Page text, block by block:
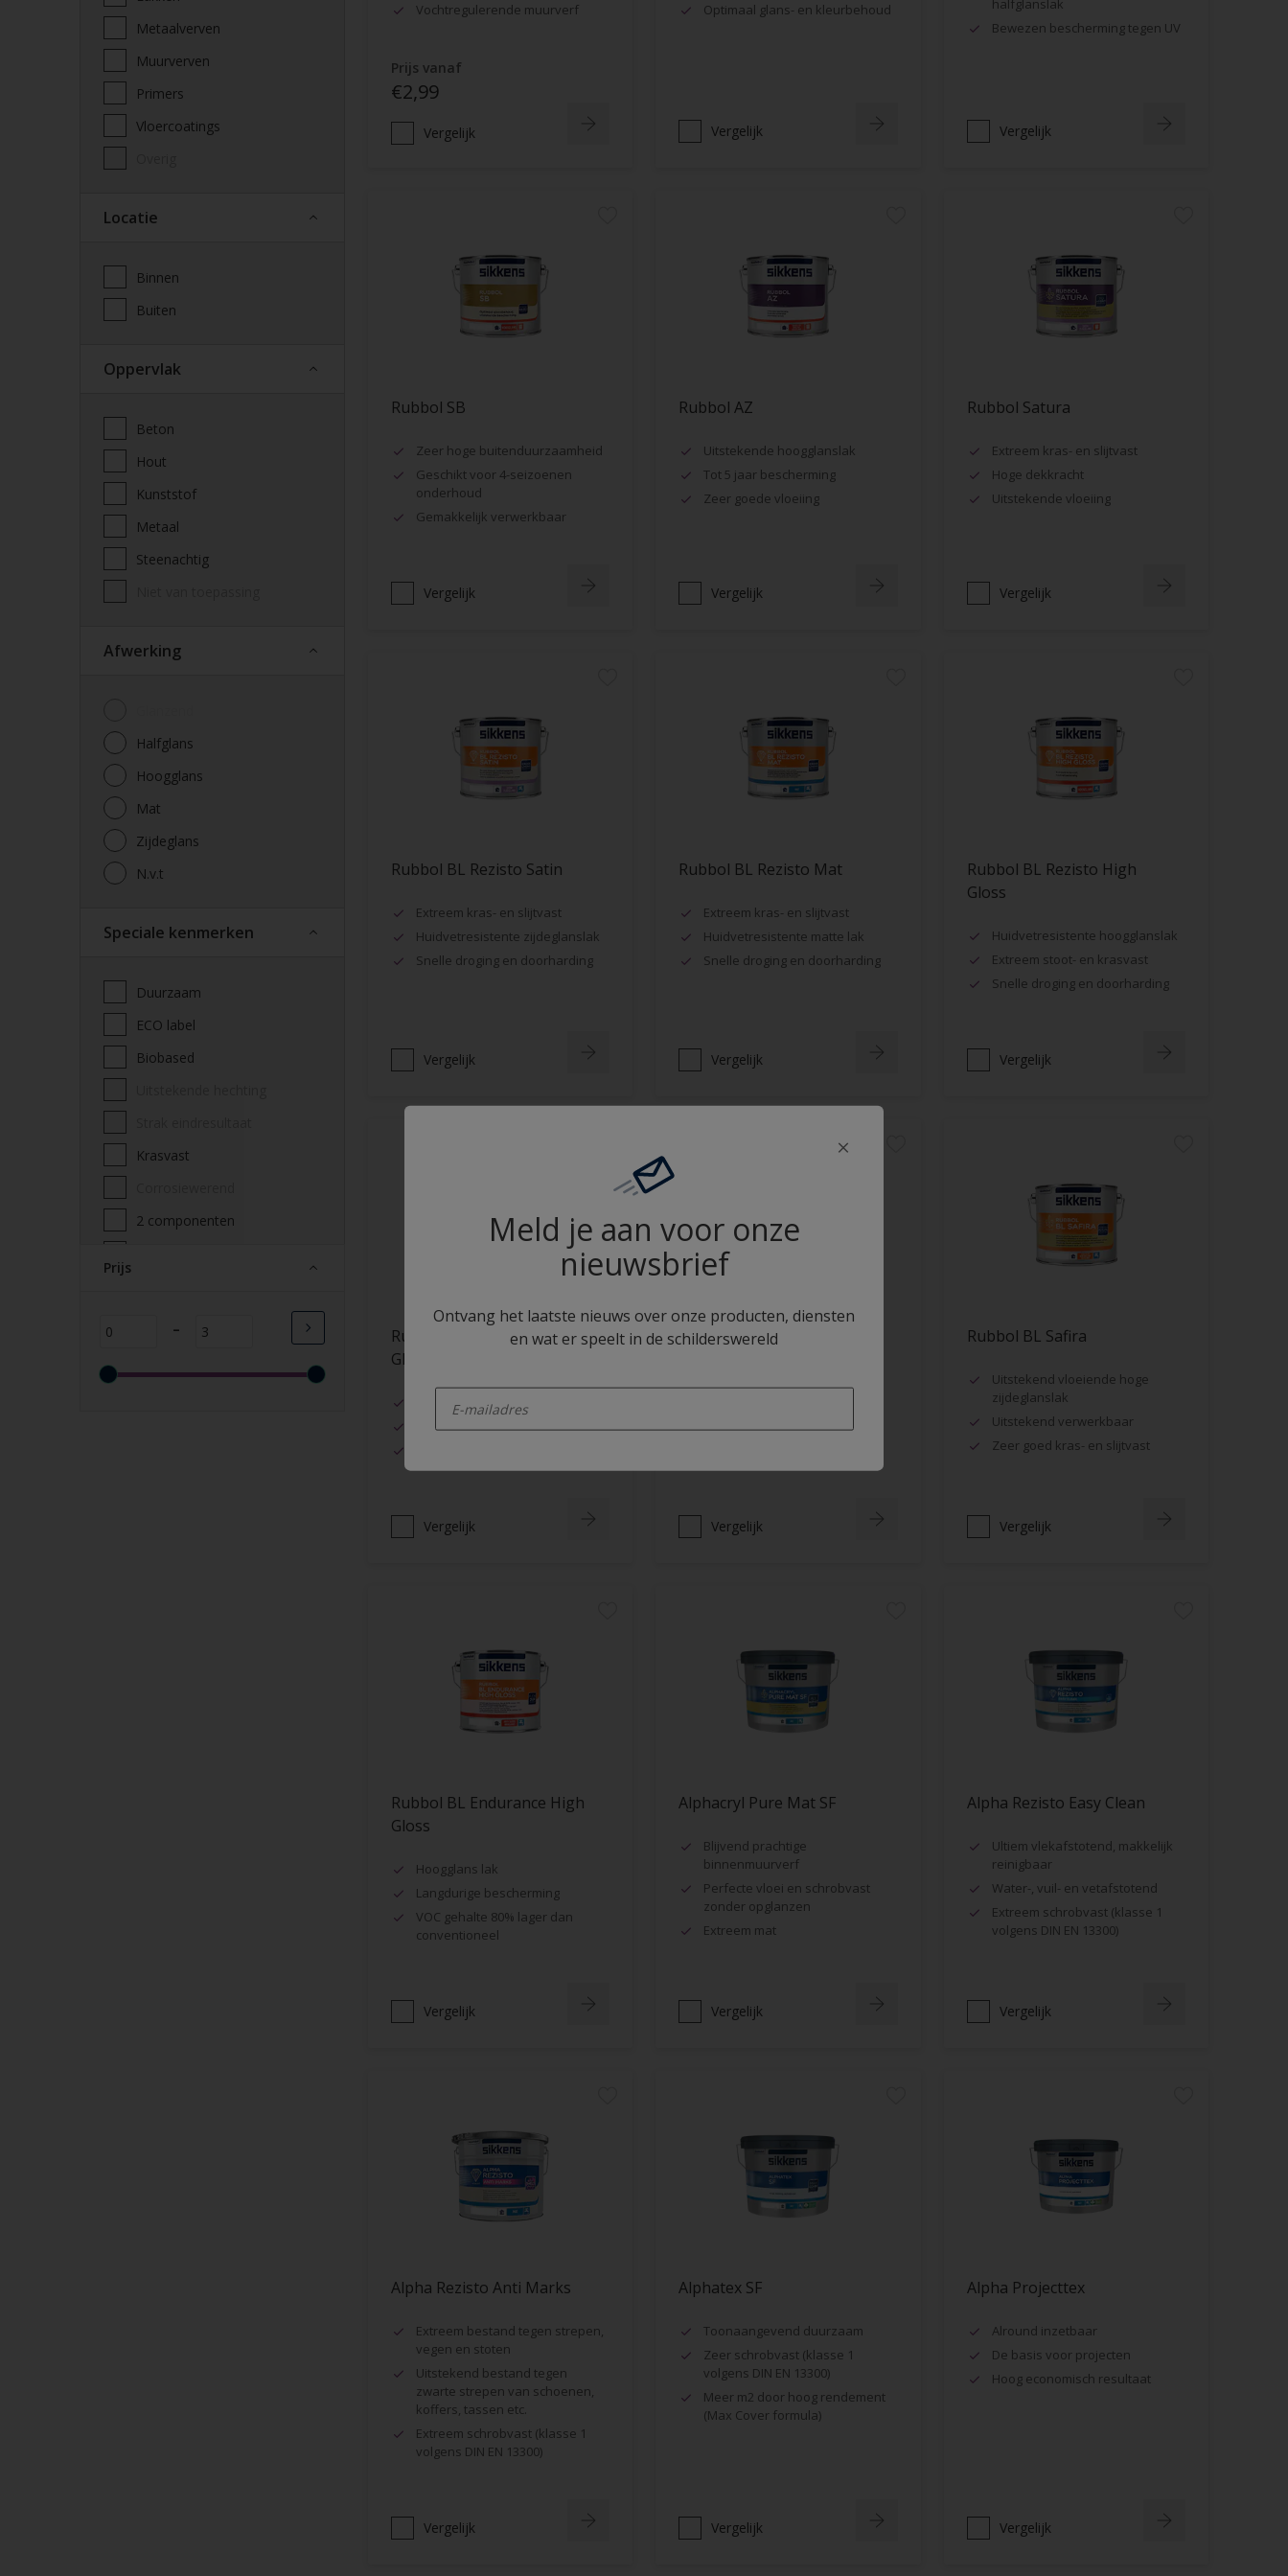
Metaalverven
Muurverven
Primers
Vloercoatings
Locatie
Binnen
Buiten
Oppervlak
Beton
Hout
Kunststof
Metaal
Steenachtig
Afwerking
Halfglans
Hoogglans
Mat
Zijdeglans
N.v.t
Speciale kenmerken
Duurzaam
ECO label
Biobased
Krasvast
2 componenten
Wasbaar
Sneldrogend
Prijs
-
Vochtregulerende muurverf
Prijs vanaf
€2,99
Vergelijk
Optimaal glans- en kleurbehoud
Vergelijk
Bewezen bescherming tegen UV
Vergelijk
Rubbol SB
Zeer hoge buitenduurzaamheid
Geschikt voor 4-seizoenen
onderhoud
Gemakkelijk verwerkbaar
Vergelijk
Rubbol AZ
Uitstekende hoogglanslak
Tot 5 jaar bescherming
Zeer goede vloeiing
Vergelijk
Rubbol Satura
Extreem kras- en slijtvast
Hoge dekkracht
Uitstekende vloeiing
Vergelijk
Rubbol BL Rezisto Satin
Extreem kras- en slijtvast
Huidvetresistente zijdeglanslak
Snelle droging en doorharding
Vergelijk
Rubbol BL Rezisto Mat
Extreem kras- en slijtvast
Huidvetresistente matte lak
Snelle droging en doorharding
Vergelijk
Rubbol BL Rezisto High
Gloss
Huidvetresistente hoogglanslak
Extreem stoot- en krasvast
Snelle droging en doorharding
Vergelijk
Rubbol BL Rezisto Semi-
Gloss
Huidvetresistente halfglanslak
Extreem stoot- en krasvast
Vergelijk
Rubbol BL Rezisto Spray
Vergelijk
Rubbol BL Safira
Uitstekend vloeiende hoge
zijdeglanslak
Uitstekend verwerkbaar
Zeer goed kras- en slijtvast
Vergelijk
Rubbol BL Endurance High
Gloss
Hoogglans lak
Langdurige bescherming
VOC gehalte 80% lager dan
conventioneel
Vergelijk
Alphacryl Pure Mat SF
Blijvend prachtige
binnenmuurverf
Perfecte vloei en schrobvast
zonder opglanzen
Extreem mat
Vergelijk
Alpha Rezisto Easy Clean
Ultiem vlekafstotend, makkelijk
reinigbaar
Water-, vuil- en vetafstotend
Extreem schrobvast (klasse 1
volgens DIN EN 13300)
Vergelijk
Alpha Rezisto Anti Marks
Extreem bestand tegen strepen,
vegen en stoten
Uitstekend bestand tegen
zwarte strepen van schoenen,
koffers, tassen etc.
Extreem schrobvast (klasse 1
volgens DIN EN 13300)
Vergelijk
Alphatex SF
Toonaangevend duurzaam
Zeer schrobvast (klasse 1
volgens DIN EN 13300)
Meer m2 door hoog rendement
(Max Cover formula)
Vergelijk
Alpha Projecttex
Alround inzetbaar
De basis voor projecten
Hoog economisch resultaat
Vergelijk
Meld je aan voor onze
nieuwsbrief
Ontvang het laatste nieuws over onze producten, diensten
en wat er speelt in de schilderswereld